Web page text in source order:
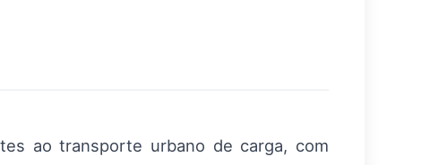
ao transporte urbano de carga, com